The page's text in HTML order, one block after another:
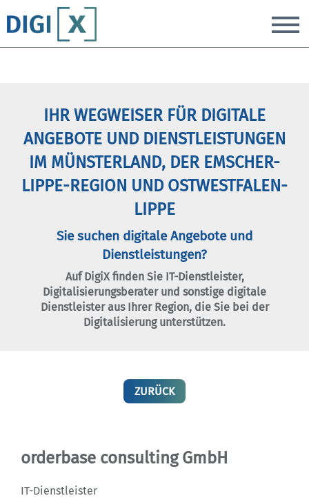
IHR WEGWEISER FÜR DIGITALE
ANGEBOTE UND DIENSTLEISTUNGEN
IM MÜNSTERLAND, DER EMSCHER-
LIPPE-REGION UND OSTWESTFALEN-
LIPPE
Sie suchen digitale Angebote und
Dienstleistungen?
Auf DigiX finden Sie IT-Dienstleister,
Digitalisierungsberater und sonstige digitale
Dienstleister aus Ihrer Region, die Sie bei der
Digitalisierung unterstützen.
ZURÜCK
orderbase consulting GmbH
IT-Dienstleister